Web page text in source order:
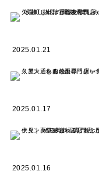
2025.01.21
2025.01.17
2025.01.16